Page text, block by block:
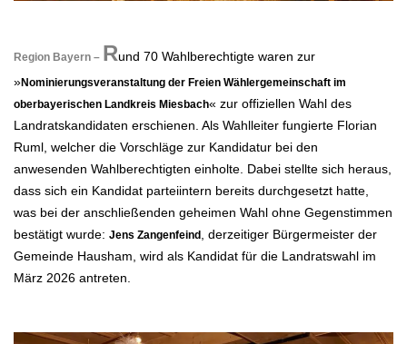
Region Bayern – Rund 70 Wahlberechtigte waren zur
»Nominierungsveranstaltung der Freien Wählergemeinschaft im
oberbayerischen Landkreis Miesbach« zur offiziellen Wahl des
Landratskandidaten erschienen. Als Wahlleiter fungierte Florian
Ruml, welcher die Vorschläge zur Kandidatur bei den
anwesenden Wahlberechtigten einholte. Dabei stellte sich heraus,
dass sich ein Kandidat parteiintern bereits durchgesetzt hatte,
was bei der anschließenden geheimen Wahl ohne Gegenstimmen
bestätigt wurde: Jens Zangenfeind , derzeitiger Bürgermeister der
Gemeinde Hausham, wird als Kandidat für die Landratswahl im
März 2026 antreten.